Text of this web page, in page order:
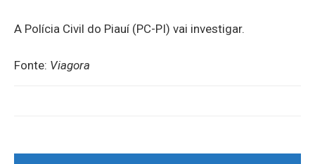
A Polícia Civil do Piauí (PC-PI) vai investigar.
Fonte: Viagora